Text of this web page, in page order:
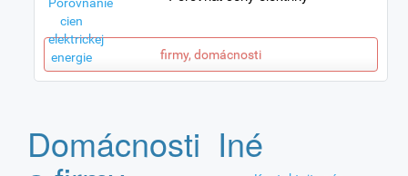
firmy, domácnosti
Domácnosti Iné